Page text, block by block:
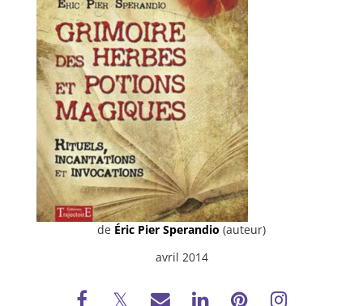
de Éric Pier Sperandio (auteur)
avril 2014